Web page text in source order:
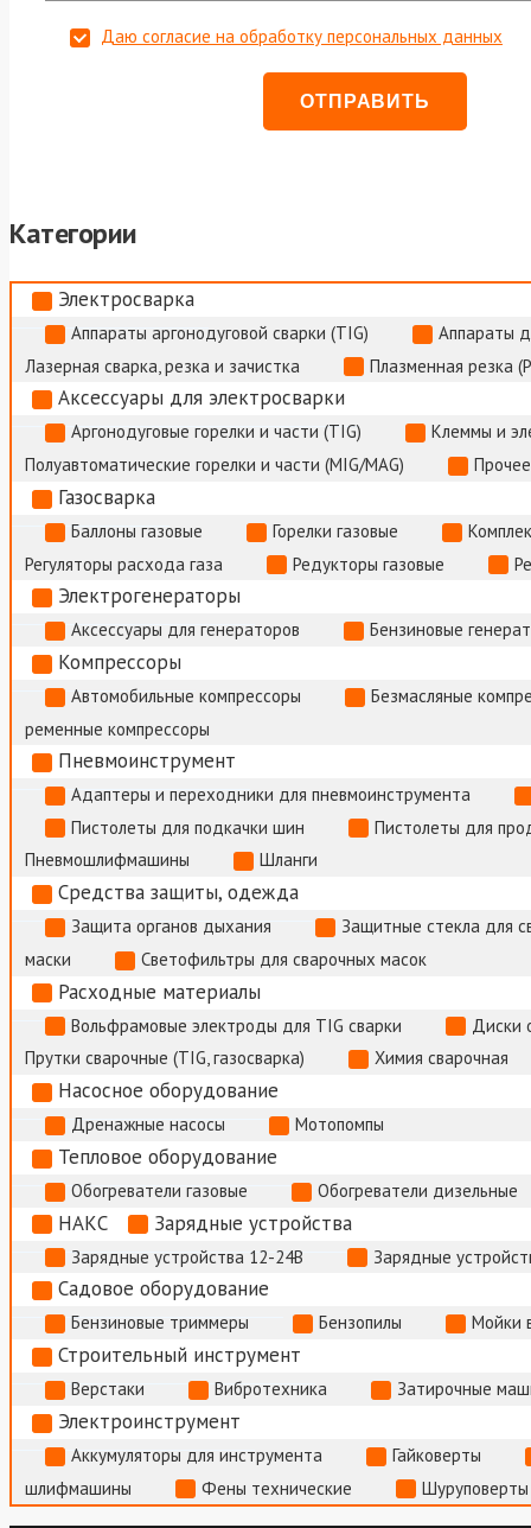
Даю согласие на обработку персональных данных
Категории
Электросварка
Аппараты аргонодуговой сварки (TIG)
Аппараты
Лазерная сварка, резка и зачистка
Плазменная резка
Аксессуары для электросварки
Аргонодуговые горелки и части (TIG)
Клеммы и
Полуавтоматические горелки и части (MIG/MAG)
Газосварка
Баллоны газовые Горелки газовые
Регуляторы расхода газа
Редукторы газовые
Электрогенераторы
Аксессуары для генераторов Бензиновые
Компрессоры
Автомобильные компрессоры
Безмасляные
ременные компрессоры
Пневмоинструмент
Адаптеры и переходники для пневмоинструмента
Пистолеты для подкачки шин
Пистолеты для
Пневмошлифмашины
Шланги
Средства защиты, одежда
Защита органов дыхания
Защитные стекла для
маски
Светофильтры для сварочных масок
Расходные материалы
Вольфрамовые электроды для TIG сварки
Диски
Прутки сварочные (TIG, газосварка)
Химия сварочная
Насосное оборудование
Дренажные насосы Мотопомпы
Тепловое оборудование
Обогреватели газовые Обогреватели дизельные
НАКС Зарядные устройства
Зарядные устройства 12-24В Зарядные
Садовое оборудование
Бензиновые триммеры Бензопилы Мойки
Строительный инструмент
Верстаки Вибротехника Затирочные
Электроинструмент
Аккумуляторы для инструмента
Гайковерты
шлифмашины
Фены технические